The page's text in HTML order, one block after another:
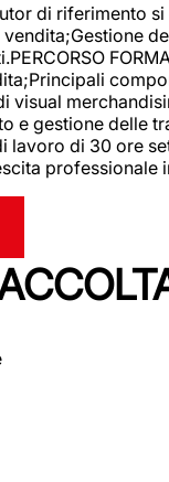
di riferimento
visual
e gestione delle
lavoro di 30 ore
professionale